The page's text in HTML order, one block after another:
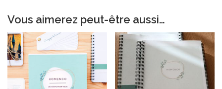
Vous aimerez peut-être aussi…